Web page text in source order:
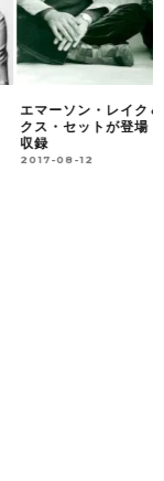
エマーソン・レイク
クス・セットが登場
収録
2017-08-12